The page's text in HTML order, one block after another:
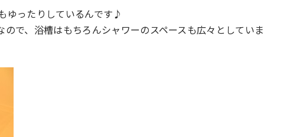
ゆったりしているんです♪
で、浴槽はもちろんシャワーのスペースも広々としていま